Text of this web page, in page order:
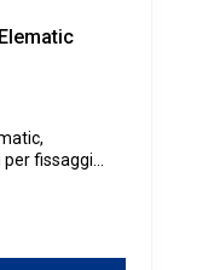
fissaggi